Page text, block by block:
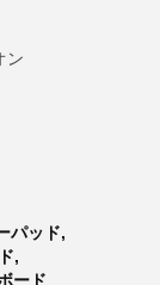
ン
パッド,
,
ード